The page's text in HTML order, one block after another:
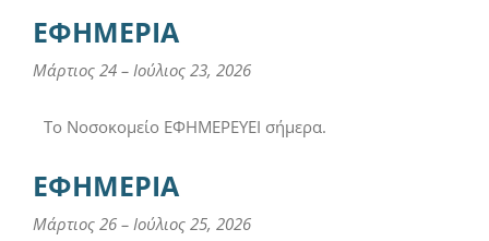
ΕΦΗΜΕΡΙΑ
Μάρτιος 24 – Ιούλιος 23, 2026
Το Νοσοκομείο ΕΦΗΜΕΡΕΥΕΙ σήμερα.
ΕΦΗΜΕΡΙΑ
Μάρτιος 26 – Ιούλιος 25, 2026